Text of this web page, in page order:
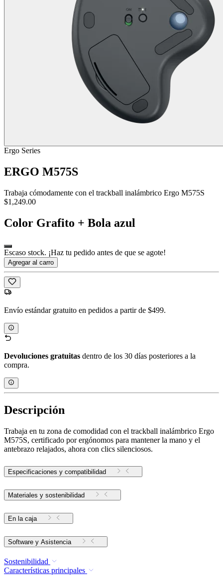
Ergo Series
ERGO M575S
Trabaja cómodamente con el trackball inalámbrico Ergo M575S
$1,249.00
Color Grafito + Bola azul
Escaso stock. ¡Haz tu pedido antes de que se agote!
Agregar al carro
Envío estándar gratuito en pedidos a partir de $499.
Devoluciones gratuitas dentro de los 30 días posteriores a la
compra.
Descripción
Trabaja en tu zona de comodidad con el trackball inalámbrico Ergo
M575S, certificado por ergónomos para mantener la mano y el
antebrazo relajados, ahora con clics silenciosos.
Especificaciones y compatibilidad
Materiales y sostenibilidad
En la caja
Software y Asistencia
Sostenibilidad
Características principales